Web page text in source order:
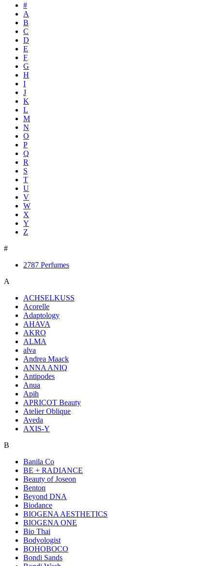
#
A
B
C
D
E
F
G
H
I
J
K
L
M
N
O
P
Q
R
S
T
U
V
W
X
Y
Z
#
2787 Perfumes
A
ACHSELKUSS
Acorelle
Adaptology
AHAVA
AKRO
ALMA
alva
Andrea Maack
ANNA ANIQ
Antipodes
Anua
Apih
APRICOT Beauty
Atelier Oblique
Aveda
AXIS-Y
B
Banila Co
BE + RADIANCE
Beauty of Joseon
Benton
Beyond DNA
Biodance
BIOGENA AESTHETICS
BIOGENA ONE
Bio Thai
Bodyologist
BOHOBOCO
Bondi Sands